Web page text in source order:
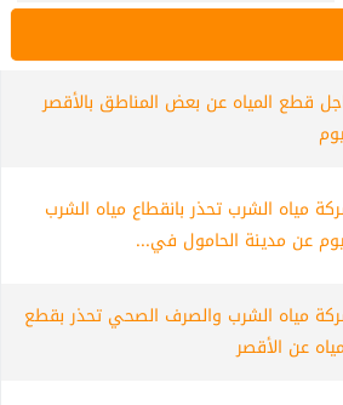
قطع المياه عن بعض المناطق بالأقصر
مياه الشرب تحذر بانقطاع مياه الشرب
عن مدينة الحامول في...
مياه الشرب والصرف الصحي تحذر بقطع
عن الأقصر